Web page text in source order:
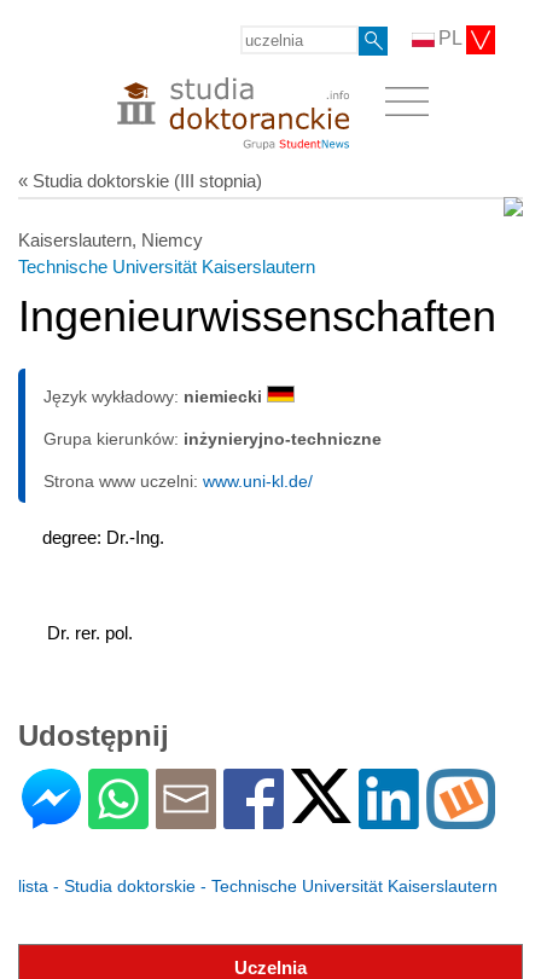
PL
« Studia doktorskie (III stopnia)
Kaiserslautern, Niemcy
Technische Universität Kaiserslautern
Ingenieurwissenschaften
Język wykładowy: niemiecki
Grupa kierunków: inżynieryjno-techniczne
Strona www uczelni: www.uni-kl.de/
degree: Dr.-Ing.
Dr. rer. pol.
Udostępnij
lista - Studia doktorskie - Technische Universität Kaiserslautern
Uczelnia